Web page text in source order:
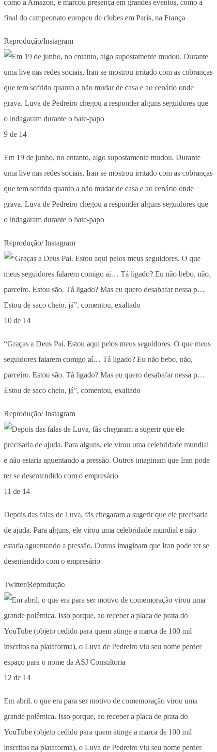
como a Amazon, e marcou presença em grandes eventos, como a
final do campeonato europeu de clubes em Paris, na França
Reprodução/Instagram
9 de 14
Em 19 de junho, no entanto, algo supostamente mudou. Durante
uma live nas redes sociais, Iran se mostrou irritado com as cobranças
que tem sofrido quanto a não mudar de casa e ao cenário onde
grava. Luva de Pedreiro chegou a responder alguns seguidores que
o indagaram durante o bate-papo
Reprodução/ Instagram
10 de 14
“Graças a Deus Pai. Estou aqui pelos meus seguidores. O que meus
seguidores falarem comigo aí… Tá ligado? Eu não bebo, não,
parceiro. Estou são. Tá ligado? Mas eu quero desabafar nessa p…
Estou de saco cheio, já”, comentou, exaltado
Reprodução/ Instagram
11 de 14
Depois das falas de Luva, fãs chegaram a sugerir que ele precisaria
de ajuda. Para alguns, ele virou uma celebridade mundial e não
estaria aguentando a pressão. Outros imaginam que Iran pode ter se
desentendido com o empresário
Twitter/Reprodução
12 de 14
Em abril, o que era para ser motivo de comemoração virou uma
grande polêmica. Isso porque, ao receber a placa de prata do
YouTube (objeto cedido para quem atinge a marca de 100 mil
inscritos na plataforma), o Luva de Pedreiro viu seu nome perder